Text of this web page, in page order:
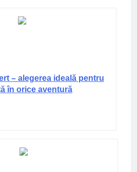
– alegerea ideală pentru
în orice aventură